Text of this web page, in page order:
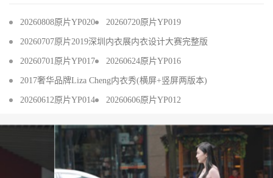
20260808原片YP020 20260720原片YP019
20260707原片2019深圳内衣展内衣设计大赛完整版
20260701原片YP017 20260624原片YP016
2017奢华品牌Liza Cheng内衣秀(横屏+竖屏两版本)
20260612原片YP014 20260606原片YP012